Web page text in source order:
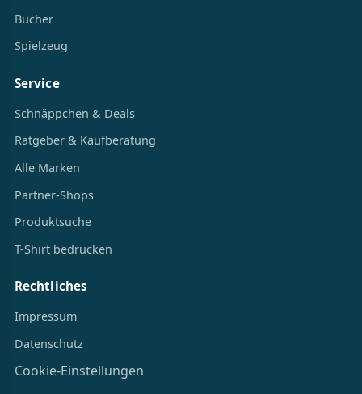
Bücher
Spielzeug
Service
Schnäppchen & Deals
Ratgeber & Kaufberatung
Alle Marken
Partner-Shops
Produktsuche
T-Shirt bedrucken
Rechtliches
Impressum
Datenschutz
Cookie-Einstellungen